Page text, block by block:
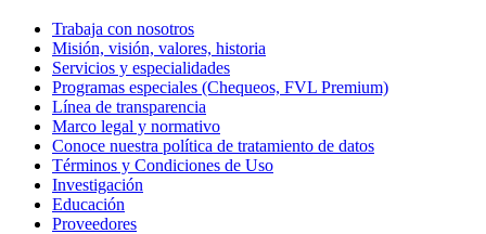
Trabaja con nosotros
Misión, visión, valores, historia
Servicios y especialidades
Programas especiales (Chequeos, FVL Premium)
Línea de transparencia
Marco legal y normativo
Conoce nuestra política de tratamiento de datos
Términos y Condiciones de Uso
Investigación
Educación
Proveedores